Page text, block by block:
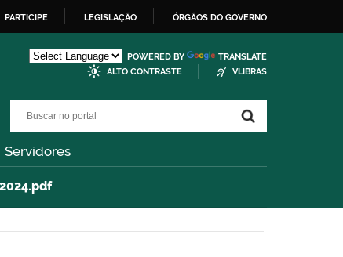
PARTICIPE LEGISLAÇÃO ÓRGÃOS DO GOVERNO
POWERED BY
TRANSLATE
ALTO CONTRASTE
VLIBRAS
Servidores